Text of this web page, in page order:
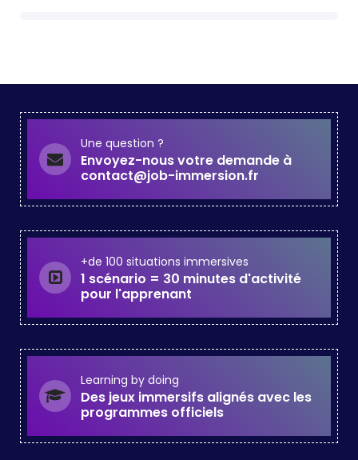
Une question ?
Envoyez-nous votre demande à
contact@job-immersion.fr
+de 100 situations immersives
1 scénario = 30 minutes d'activité
pour l'apprenant
Learning by doing
Des jeux immersifs alignés avec les
programmes officiels